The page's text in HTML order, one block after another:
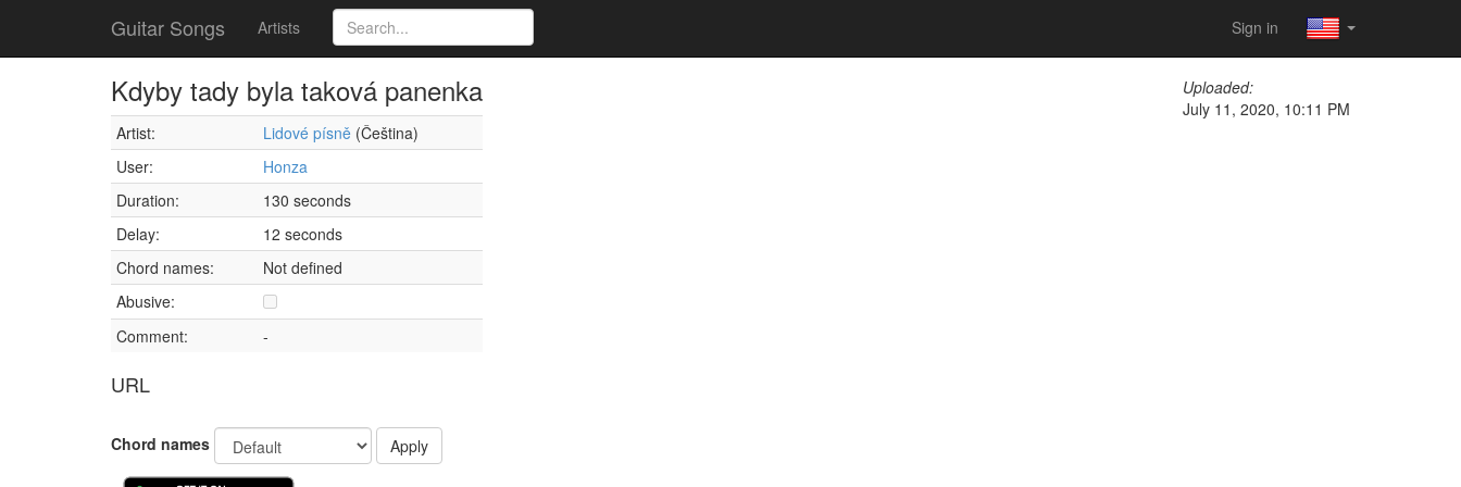
Guitar Songs Artists Sign in
Kdyby tady byla taková panenka
Artist: Lidové písně (Čeština)
User:
Honza
Duration:
130 seconds
Delay:
12 seconds
Chord names:
Not defined
Abusive:
Comment:
-
URL
Uploaded:
July 11, 2020, 10:11 PM
Chord names Apply